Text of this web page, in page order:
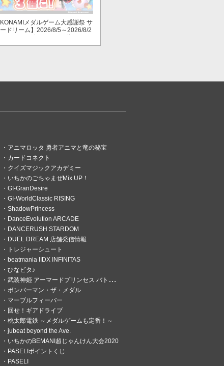
KONAMIメダルゲーム大感謝祭 サ
ドリーム】2026/8/5～2026/8/2
アニマロッタ 勇者アニマと竜の秘宝
カードコネクト
クイズマジックアカデミー
いちかのごちゃまぜMix UP！
GI-GranDesire
GI-WorldClassic RISING
ShadowPrincess
DanceEvolution ARCADE
DANCERUSH STARDOM
DUEL DREAM 店舗発信情報
トレジャーシュート
beatmania IIDX INFINITAS
ひなビタ♪
武装神姫 アーマードプリンセス バトルコンダクター
ボンバーマン・ザ・メダル
マーブルフィーバー
回せ！ギアドライブ
桃太郎電鉄 ～メダルゲームも定番！～
jubeat beyond the Ave.
いちかのBEMANI超じゃんけん大会2020
PASELIポイントくじ
PASELI